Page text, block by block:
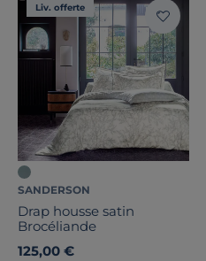
Liv. offerte
SANDERSON
Drap housse satin
Brocéliande
125,00 €